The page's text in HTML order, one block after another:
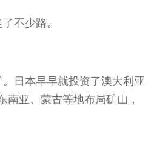
不少路。
日本早早就投资了澳大利亚
南亚、蒙古等地布局矿山，